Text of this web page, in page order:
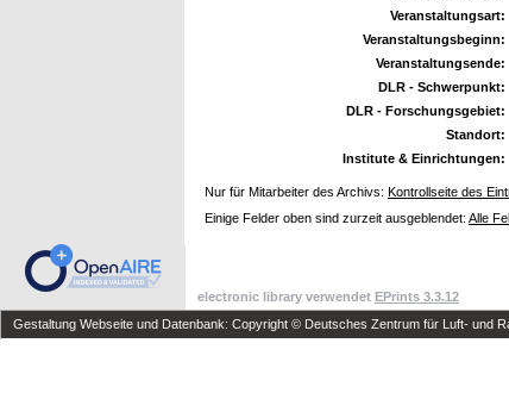
Veranstaltungsart:
Veranstaltungsbeginn:
Veranstaltungsende:
DLR - Schwerpunkt:
DLR - Forschungsgebiet:
Standort:
Institute & Einrichtungen:
Nur für Mitarbeiter des Archivs: Kontrollseite des
Einige Felder oben sind zurzeit ausgeblendet: Alle
electronic library verwendet EPrints 3.3.12
Gestaltung Webseite und Datenbank: Copyright © Deutsches Zentrum für Luft- und